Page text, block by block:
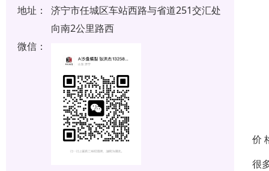
地址：
济宁市任城区车站西路与省道251交汇处
向南2公里路西
微信：
价
很